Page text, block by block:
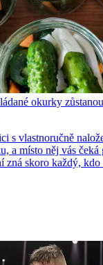
okurky
s vlastnoručně
a místo něj vás
zná skoro každý, kdo